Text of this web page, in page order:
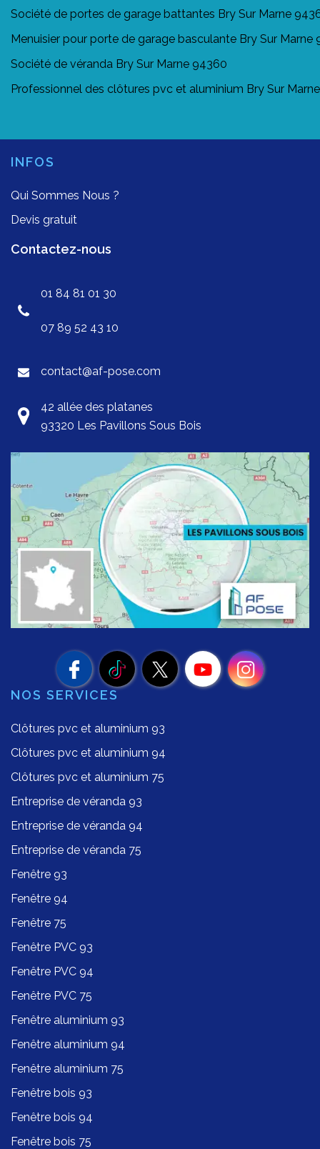
Société de portes de garage battantes Bry Sur Marne
Menuisier pour porte de garage basculante Bry Sur Marne
Société de véranda Bry Sur Marne 94360
Professionnel des clôtures pvc et aluminium Bry Sur
INFOS
Qui Sommes Nous ?
Devis gratuit
Contactez-nous
01 84 81 01 30
07 89 52 43 10
contact@af-pose.com
42 allée des platanes
93320 Les Pavillons Sous Bois
NOS SERVICES
Clôtures pvc et aluminium 93
Clôtures pvc et aluminium 94
Clôtures pvc et aluminium 75
Entreprise de véranda 93
Entreprise de véranda 94
Entreprise de véranda 75
Fenêtre 93
Fenêtre 94
Fenêtre 75
Fenêtre PVC 93
Fenêtre PVC 94
Fenêtre PVC 75
Fenêtre aluminium 93
Fenêtre aluminium 94
Fenêtre aluminium 75
Fenêtre bois 93
Fenêtre bois 94
Fenêtre bois 75